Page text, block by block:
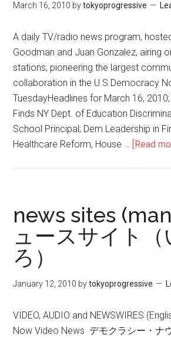
ウ！
月
March 16, 2010 bytokyoprogressive
A daily TV/radio news program,
Goodman and Juan Gonzalez, airing
stations, pioneering the largest
collaboration in the U.S.Democracy
TuesdayHeadlines for March 16,
Finds NY Dept. of Education
School Principal; Dem Leadership in
Healthcare Reform, House … [Read
news sites
ュースサイト（
ろ）
January 12, 2010 bytokyoprogressive
VIDEO, AUDIO and NEWSWIRES
Now Video News デモクラシー・ナ